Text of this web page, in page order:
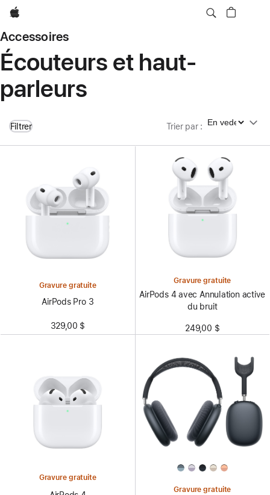
Apple
Accessoires
Écouteurs et haut-
parleurs
Filtrer Trier par : Trier par
Gravure gratuite
AirPods Pro 3
329,00 $
Gravure gratuite
AirPods 4 avec Annulation active
du bruit
249,00 $
Gravure gratuite
Gravure gratuite